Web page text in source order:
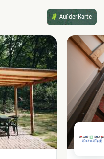
Auf der Karte